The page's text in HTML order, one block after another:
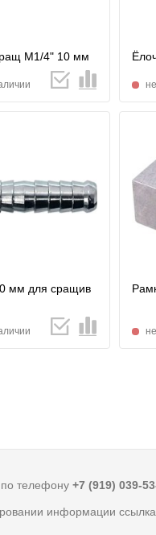
М1/4" 10 мм
мм для сращив
телефону +7 (919) 039-
информации